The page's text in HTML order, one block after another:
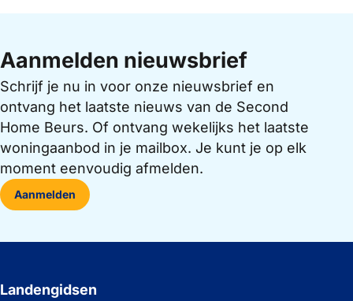
Aanmelden nieuwsbrief
Schrijf je nu in voor onze nieuwsbrief en
ontvang het laatste nieuws van de Second
Home Beurs. Of ontvang wekelijks het laatste
woningaanbod in je mailbox. Je kunt je op elk
moment eenvoudig afmelden.
Aanmelden
Landengidsen